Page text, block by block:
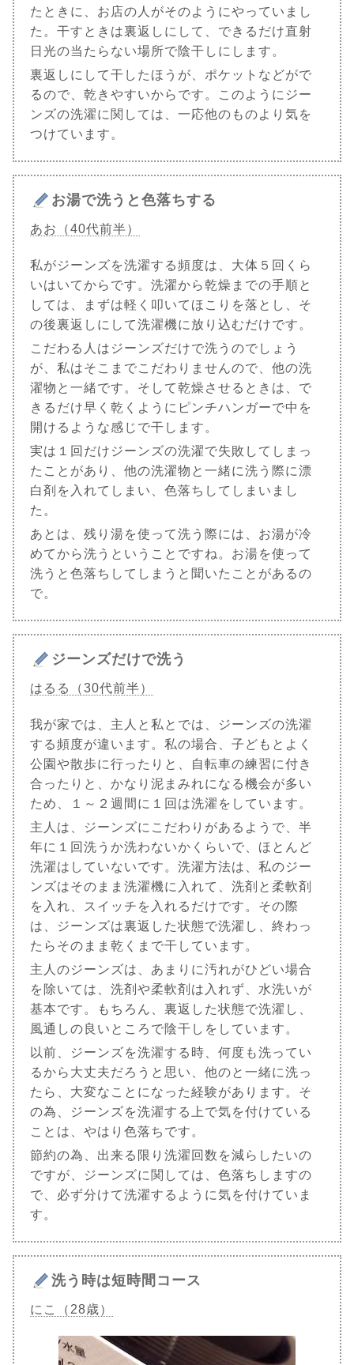
たときに、お店の人がそのようにやっていまし
た。干すときは裏返しにして、できるだけ直射
日光の当たらない場所で陰干しにします。
裏返しにして干したほうが、ポケットなどがで
るので、乾きやすいからです。このようにジー
ンズの洗濯に関しては、一応他のものより気を
つけています。
お湯で洗うと色落ちする
あお（40代前半）
私がジーンズを洗濯する頻度は、大体５回くら
いはいてからです。洗濯から乾燥までの手順と
しては、まずは軽く叩いてほこりを落とし、そ
の後裏返しにして洗濯機に放り込むだけです。
こだわる人はジーンズだけで洗うのでしょう
が、私はそこまでこだわりませんので、他の洗
濯物と一緒です。そして乾燥させるときは、で
きるだけ早く乾くようにピンチハンガーで中を
開けるような感じで干します。
実は１回だけジーンズの洗濯で失敗してしまっ
たことがあり、他の洗濯物と一緒に洗う際に漂
白剤を入れてしまい、色落ちしてしまいまし
た。
あとは、残り湯を使って洗う際には、お湯が冷
めてから洗うということですね。お湯を使って
洗うと色落ちしてしまうと聞いたことがあるの
で。
ジーンズだけで洗う
はるる（30代前半）
我が家では、主人と私とでは、ジーンズの洗濯
する頻度が違います。私の場合、子どもとよく
公園や散歩に行ったりと、自転車の練習に付き
合ったりと、かなり泥まみれになる機会が多い
ため、１～２週間に１回は洗濯をしています。
主人は、ジーンズにこだわりがあるようで、半
年に１回洗うか洗わないかくらいで、ほとんど
洗濯はしていないです。洗濯方法は、私のジー
ンズはそのまま洗濯機に入れて、洗剤と柔軟剤
を入れ、スイッチを入れるだけです。その際
は、ジーンズは裏返した状態で洗濯し、終わっ
たらそのまま乾くまで干しています。
主人のジーンズは、あまりに汚れがひどい場合
を除いては、洗剤や柔軟剤は入れず、水洗いが
基本です。もちろん、裏返した状態で洗濯し、
風通しの良いところで陰干しをしています。
以前、ジーンズを洗濯する時、何度も洗ってい
るから大丈夫だろうと思い、他のと一緒に洗っ
たら、大変なことになった経験があります。そ
の為、ジーンズを洗濯する上で気を付けている
ことは、やはり色落ちです。
節約の為、出来る限り洗濯回数を減らしたいの
ですが、ジーンズに関しては、色落ちしますの
で、必ず分けて洗濯するように気を付けていま
す。
洗う時は短時間コース
にこ（28歳）